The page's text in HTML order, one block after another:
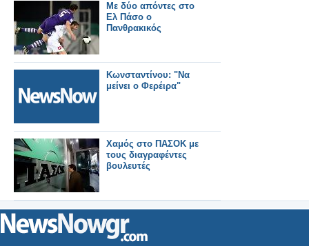
Με δύο απόντες στο
Ελ Πάσο ο
Πανθρακικός
Κωνσταντίνου: "Να
μείνει ο Φερέιρα"
Χαμός στο ΠΑΣΟΚ με
τους διαγραφέντες
βουλευτές